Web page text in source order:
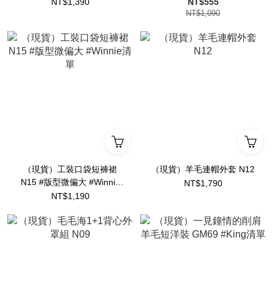
NT$1,090
（現貨）工裝口袋短褲裙
N15 #版型微偏大 #Winnie
清單
NT$1,190
（現貨）羊毛連帽外套 N12
NT$1,790